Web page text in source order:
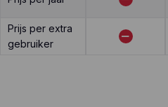
Prijs per extra
gebruiker